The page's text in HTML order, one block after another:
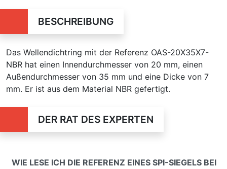
BESCHREIBUNG
Das Wellendichtring mit der Referenz OAS-20X35X7-
NBR hat einen Innendurchmesser von 20 mm, einen
Außendurchmesser von 35 mm und eine Dicke von 7
mm. Er ist aus dem Material NBR gefertigt.
DER RAT DES EXPERTEN
WIE LESE ICH DIE REFERENZ EINES SPI-SIEGELS BEI